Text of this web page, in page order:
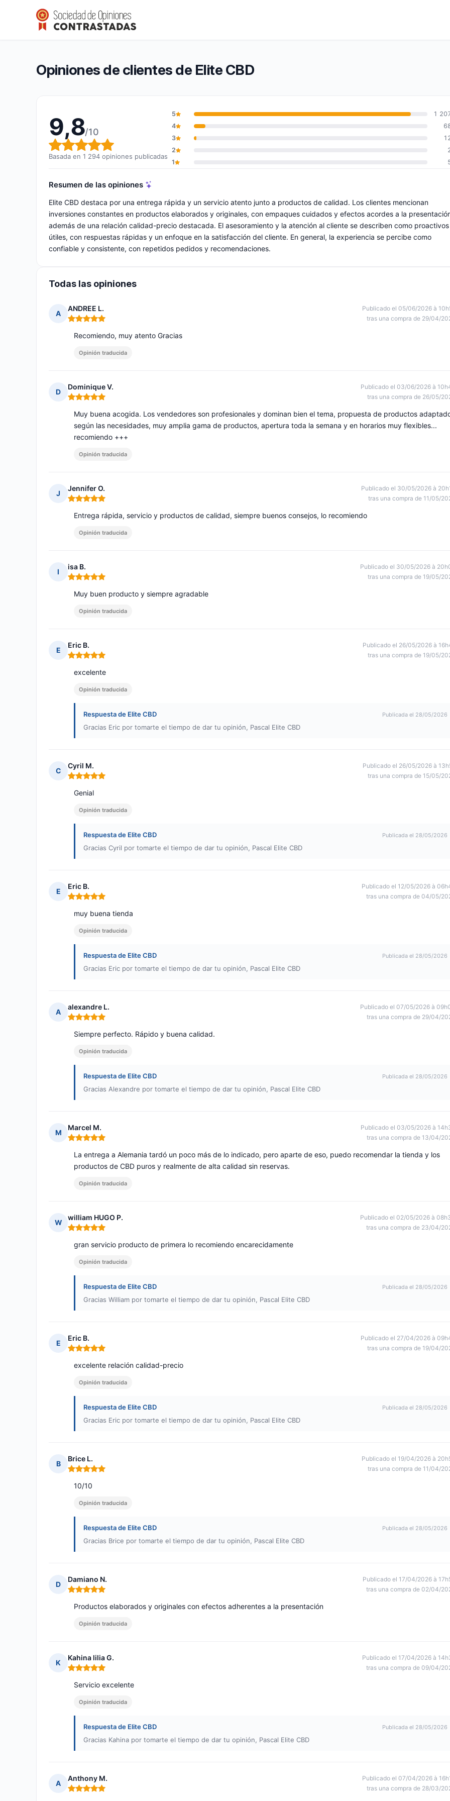
Elite CBD
Calificación global: 9,8 de 10
9,8/10(1 294 opiniones)
Opiniones de clientes de Elite CBD
9,8/10
Calificación global: 9,8 de 10
Basada en 1 294 opiniones publicadas
5
1
4
3
2
1
Resumen de las opiniones
Elite CBD destaca por una entrega rápida y un servicio atento junto a productos de calidad. Los clientes mencionan
inversiones constantes en productos elaborados y originales, con empaques cuidados y efectos acordes a la
además de una relación calidad-precio destacada. El asesoramiento y la atención al cliente se describen como
útiles, con respuestas rápidas y un enfoque en la satisfacción del cliente. En general, la experiencia se percibe como
confiable y consistente, con repetidos pedidos y recomendaciones.
Todas las opiniones
A
ANDREE L.
Nota: 5 de 5
Publicado el 05/06/2026 à
tras una compra de 29/04/
Recomiendo, muy atento Gracias
Opinión traducida
D
Dominique V.
Nota: 5 de 5
Publicado el 03/06/2026 à
tras una compra de 26/05/
Muy buena acogida. Los vendedores son profesionales y dominan bien el tema, propuesta de productos
según las necesidades, muy amplia gama de productos, apertura toda la semana y en horarios muy flexibles...
recomiendo +++
Opinión traducida
J
Jennifer O.
Nota: 5 de 5
Publicado el 30/05/2026 à
tras una compra de 11/05/
Entrega rápida, servicio y productos de calidad, siempre buenos consejos, lo recomiendo
Opinión traducida
I
isa B.
Nota: 5 de 5
Publicado el 30/05/2026 à
tras una compra de 19/05/
Muy buen producto y siempre agradable
Opinión traducida
E
Eric B.
Nota: 5 de 5
Publicado el 26/05/2026 à
tras una compra de 19/05/
excelente
Opinión traducida
Respuesta de Elite CBD Publicada el 28/05/2026
Gracias Eric por tomarte el tiempo de dar tu opinión, Pascal Elite CBD
C
Cyril M.
Nota: 5 de 5
Publicado el 26/05/2026 à
tras una compra de 15/05/
Genial
Opinión traducida
Respuesta de Elite CBD Publicada el 28/05/2026
Gracias Cyril por tomarte el tiempo de dar tu opinión, Pascal Elite CBD
E
Eric B.
Nota: 5 de 5
Publicado el 12/05/2026 à
tras una compra de 04/05/
muy buena tienda
Opinión traducida
Respuesta de Elite CBD Publicada el 28/05/2026
Gracias Eric por tomarte el tiempo de dar tu opinión, Pascal Elite CBD
A
alexandre L.
Nota: 5 de 5
Publicado el 07/05/2026 à
tras una compra de 29/04/
Siempre perfecto. Rápido y buena calidad.
Opinión traducida
Respuesta de Elite CBD Publicada el 28/05/2026
Gracias Alexandre por tomarte el tiempo de dar tu opinión, Pascal Elite CBD
M
Marcel M.
Nota: 5 de 5
Publicado el 03/05/2026 à
tras una compra de 13/04/
La entrega a Alemania tardó un poco más de lo indicado, pero aparte de eso, puedo recomendar la tienda y los
productos de CBD puros y realmente de alta calidad sin reservas.
Opinión traducida
W
william HUGO P.
Nota: 5 de 5
Publicado el 02/05/2026 à
tras una compra de 23/04/
gran servicio producto de primera lo recomiendo encarecidamente
Opinión traducida
Respuesta de Elite CBD Publicada el 28/05/2026
Gracias William por tomarte el tiempo de dar tu opinión, Pascal Elite CBD
E
Eric B.
Nota: 5 de 5
Publicado el 27/04/2026 à
tras una compra de 19/04/
excelente relación calidad-precio
Opinión traducida
Respuesta de Elite CBD Publicada el 28/05/2026
Gracias Eric por tomarte el tiempo de dar tu opinión, Pascal Elite CBD
B
Brice L.
Nota: 5 de 5
Publicado el 19/04/2026 à
tras una compra de 11/04/
10/10
Opinión traducida
Respuesta de Elite CBD Publicada el 28/05/2026
Gracias Brice por tomarte el tiempo de dar tu opinión, Pascal Elite CBD
D
Damiano N.
Nota: 5 de 5
Publicado el 17/04/2026 à
tras una compra de 02/04/
Productos elaborados y originales con efectos adherentes a la presentación
Opinión traducida
K
Kahina lilia G.
Nota: 5 de 5
Publicado el 17/04/2026 à
tras una compra de 09/04/
Servicio excelente
Opinión traducida
Respuesta de Elite CBD Publicada el 28/05/2026
Gracias Kahina por tomarte el tiempo de dar tu opinión, Pascal Elite CBD
A
Anthony M.
Nota: 5 de 5
Publicado el 07/04/2026 à
tras una compra de 28/03/